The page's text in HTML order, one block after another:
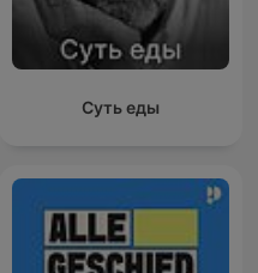
Суть еды